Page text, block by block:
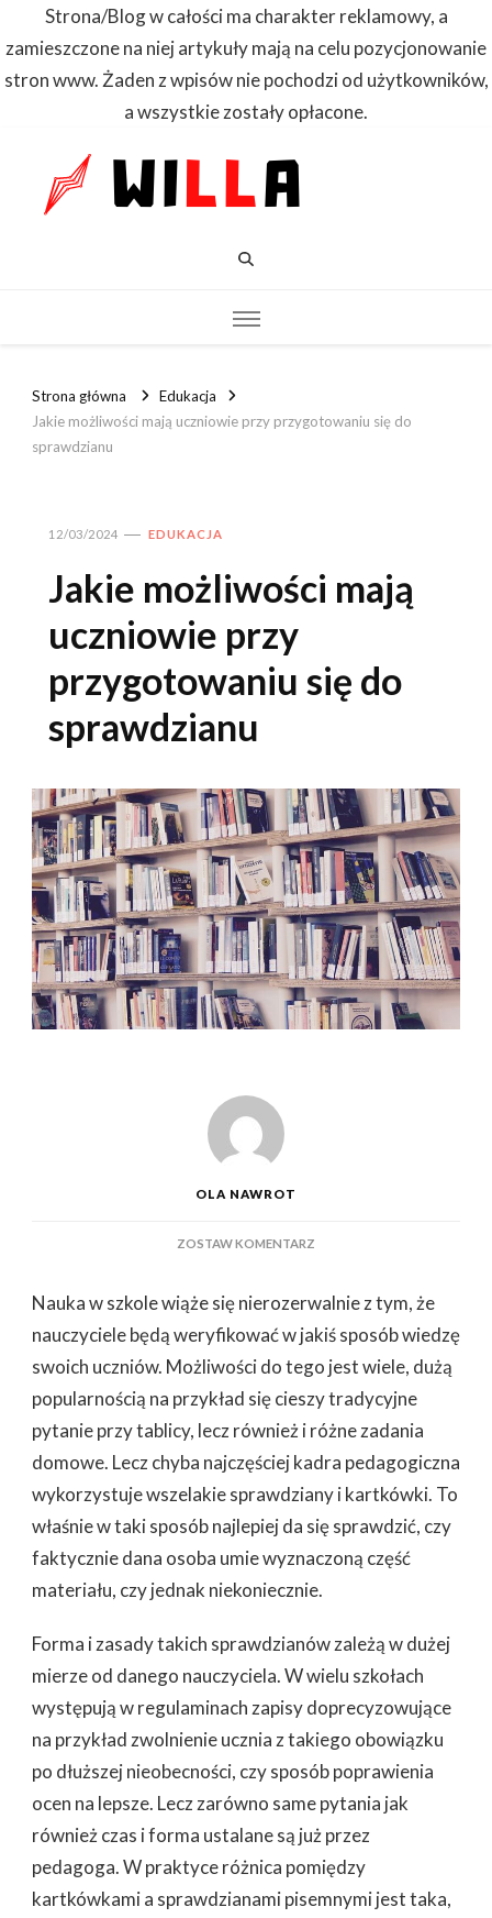
Strona/Blog w całości ma charakter reklamowy, a
zamieszczone na niej artykuły mają na celu pozycjonowanie
stron www. Żaden z wpisów nie pochodzi od użytkowników,
a wszystkie zostały opłacone.
Strona główna
Edukacja
Jakie możliwości mają uczniowie przy przygotowaniu się do
sprawdzianu
12/03/2024 EDUKACJA
Jakie możliwości mają
uczniowie przy
przygotowaniu się do
sprawdzianu
OLA NAWROT
ZOSTAW KOMENTARZ
MAJĄ
UCZNIOWIE
PRZYGOTOWANIU
DO
SPRAWDZIANU
Nauka w szkole wiąże się nierozerwalnie z tym, że
nauczyciele będą weryfikować w jakiś sposób wiedzę
swoich uczniów. Możliwości do tego jest wiele, dużą
popularnością na przykład się cieszy tradycyjne
pytanie przy tablicy, lecz również i różne zadania
domowe. Lecz chyba najczęściej kadra pedagogiczna
wykorzystuje wszelakie sprawdziany i kartkówki. To
właśnie w taki sposób najlepiej da się sprawdzić, czy
faktycznie dana osoba umie wyznaczoną część
materiału, czy jednak niekoniecznie.
Forma i zasady takich sprawdzianów zależą w dużej
mierze od danego nauczyciela. W wielu szkołach
występują w regulaminach zapisy doprecyzowujące
na przykład zwolnienie ucznia z takiego obowiązku
po dłuższej nieobecności, czy sposób poprawienia
ocen na lepsze. Lecz zarówno same pytania jak
również czas i forma ustalane są już przez
pedagoga. W praktyce różnica pomiędzy
kartkówkami a sprawdzianami pisemnymi jest taka,